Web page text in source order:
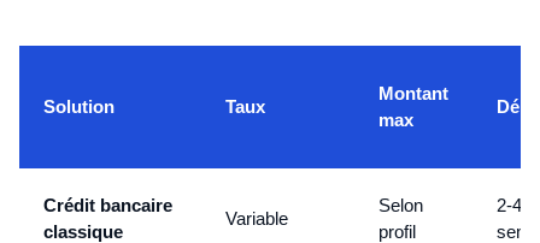
Solution Taux
Montant
max
Délai
Crédit bancaire
classique
Variable
Selon
profil
2-4